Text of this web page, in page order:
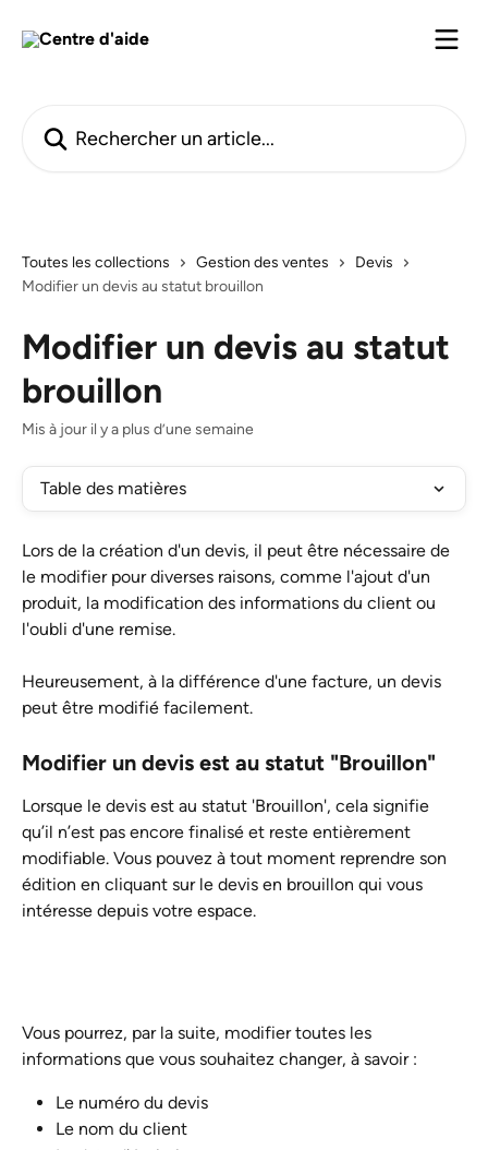
Toutes les collections Gestion des ventes
Devis
Modifier un devis au statut brouillon
Modifier un devis au statut
brouillon
Mis à jour il y a plus d’une semaine
Table des matières
Lors de la création d'un devis, il peut être nécessaire de
le modifier pour diverses raisons, comme l'ajout d'un
produit, la modification des informations du client ou
l'oubli d'une remise.
Heureusement, à la différence d'une facture, un devis
peut être modifié facilement.
Modifier un devis est au statut "Brouillon"
Lorsque le devis est au statut 'Brouillon', cela signifie
qu’il n’est pas encore finalisé et reste entièrement
modifiable. Vous pouvez à tout moment reprendre son
édition en cliquant sur le devis en brouillon qui vous
intéresse depuis votre espace.
Vous pourrez, par la suite, modifier toutes les
informations que vous souhaitez changer, à savoir :
Le numéro du devis
Le nom du client